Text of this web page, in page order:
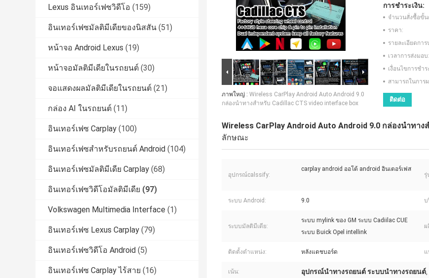
Lexus อินเทอร์เฟซวิดีโอ (159)
อินเทอร์เฟซมัลติมีเดียของนิสสัน (51)
หน้าจอ Android Lexus (19)
หน้าจอมัลติมีเดียในรถยนต์ (30)
จอแสดงผลมัลติมีเดียในรถยนต์ (21)
กล่อง AI ในรถยนต์ (11)
อินเทอร์เฟซ Carplay (100)
อินเทอร์เฟซสำหรับรถยนต์ Android (104)
อินเทอร์เฟซมัลติมีเดีย Carplay (68)
อินเทอร์เฟซวิดีโอมัลติมีเดีย (97)
Volkswagen Multimedia Interface (1)
อินเทอร์เฟซ Lexus Carplay (79)
อินเทอร์เฟซวิดีโอ Android (5)
อินเทอร์เฟซ Carplay ไร้สาย (16)
ภาพใหญ่ : Wireless CarPlay Android Auto Android 9.0
กล่องนำทางสำหรับ Cadillac CTS video interface box
การชำระเงิน:
จำนวนสั่งซื้อขั้น
ราคา:
รายละเอียดการ
เวลาการส่งมอบ:
เงื่อนไขการชำร
สามารถในการ
ติดต่อ
Wireless CarPlay Android Auto Android 9.0 กล่องนำทา
ลักษณะ
อุปกรณ์calssify:
carplay android ออโต้ android อินเตอร์เฟส
รุ่
ระบบ Android: 9.0 บ
ระบบมัลติมีเดีย:
ระบบ mylink ของ GM ระบบ Cadiilac CUE
ระบบ Buick Opel intellink
ผ
ติดตั้งตำแหน่ง: หลังแดชบอร์ด
เน้น: อุปกรณ์นำทางรถยนต์ ระบบนำทางรถยนต์,